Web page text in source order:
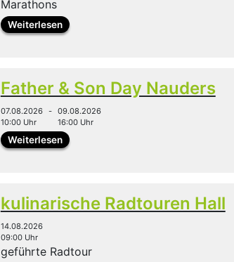
Marathons
Weiterlesen
Father & Son Day Nauders
07.08.2026
10:00 Uhr
- 09.08.2026
16:00 Uhr
Weiterlesen
kulinarische Radtouren Hall
14.08.2026
09:00 Uhr
geführte Radtour